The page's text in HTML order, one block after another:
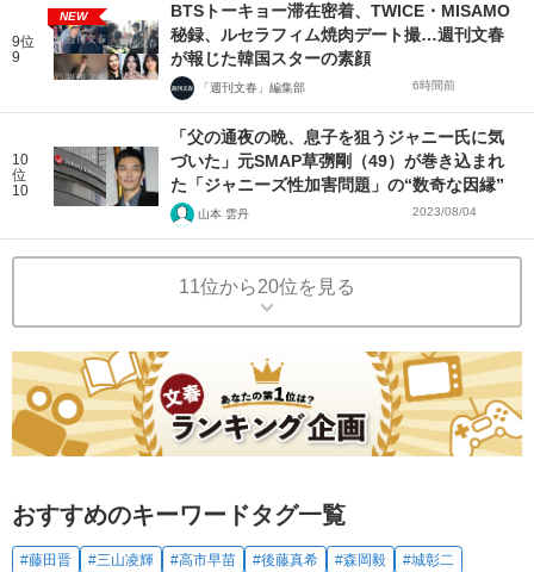
9位
9
NEW
BTSトーキョー滞在密着、TWICE・MISAMO
秘録、ルセラフィム焼肉デート撮…週刊文春
が報じた韓国スターの素顔
「週刊文春」編集部 6時間前
10
位
10
「父の通夜の晩、息子を狙うジャニー氏に気
づいた」元SMAP草彅剛（49）が巻き込まれ
た「ジャニーズ性加害問題」の“数奇な因縁”
山本 雲丹 2023/08/04
11位から20位を見る
おすすめのキーワードタグ一覧
#藤田晋 #三山凌輝 #高市早苗 #後藤真希 #森岡毅 #城彰二